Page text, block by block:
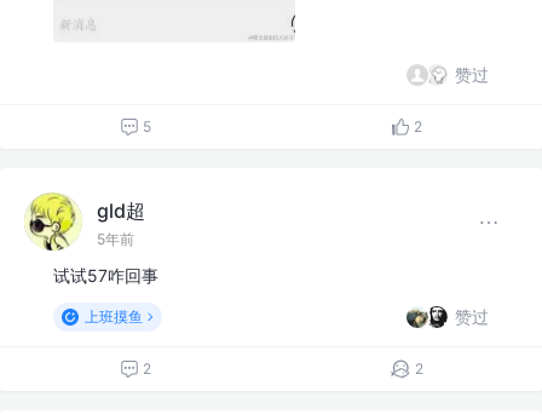
赞过
5 2
gld超
5年前
试试57咋回事
上班摸鱼 赞过
2 2